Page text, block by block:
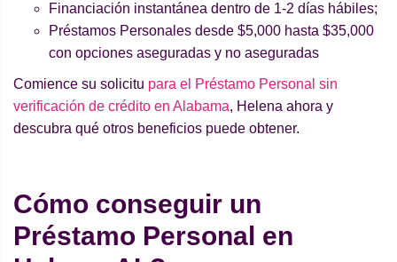
Financiación instantánea dentro de 1-2 días hábiles;
Préstamos Personales desde $5,000 hasta $35,000
con opciones aseguradas y no aseguradas
Comience su solicitu para el Préstamo Personal sin
verificación de crédito en Alabama, Helena ahora y
descubra qué otros beneficios puede obtener.
Cómo conseguir un
Préstamo Personal en